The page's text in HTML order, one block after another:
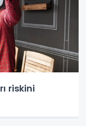
riskini